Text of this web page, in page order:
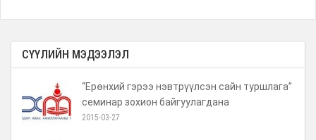
СҮҮЛИЙН МЭДЭЭЛЭЛ
“Ерөнхий гэрээ нэвтрүүлсэн сайн туршлага”
семинар зохион байгуулагдана
2015-03-27